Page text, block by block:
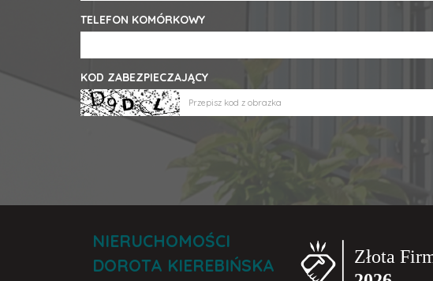
TELEFON KOMÓRKOWY
KOD ZABEZPIECZAJĄCY
NIERUCHOMOŚCI
DOROTA KIEREBIŃSKA